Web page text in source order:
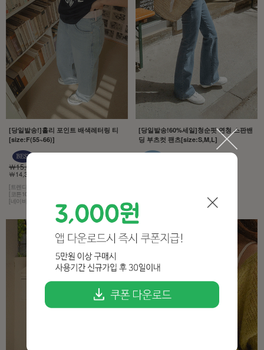
[당일발송!]홀리 포인트 배색레터링 티
[size:F(55~66)]
￦15,000
￦14,300 5%
[트렌디한 감성]
[코튼100% 소재]
[네이비 컬러에 화이트 레터링]
[당일발송!60%세일]청순핏 연청 스판밴
딩 부츠컷 팬츠[size:S,M,L]
[컬러는 4계절 내내 사랑받는 연청]